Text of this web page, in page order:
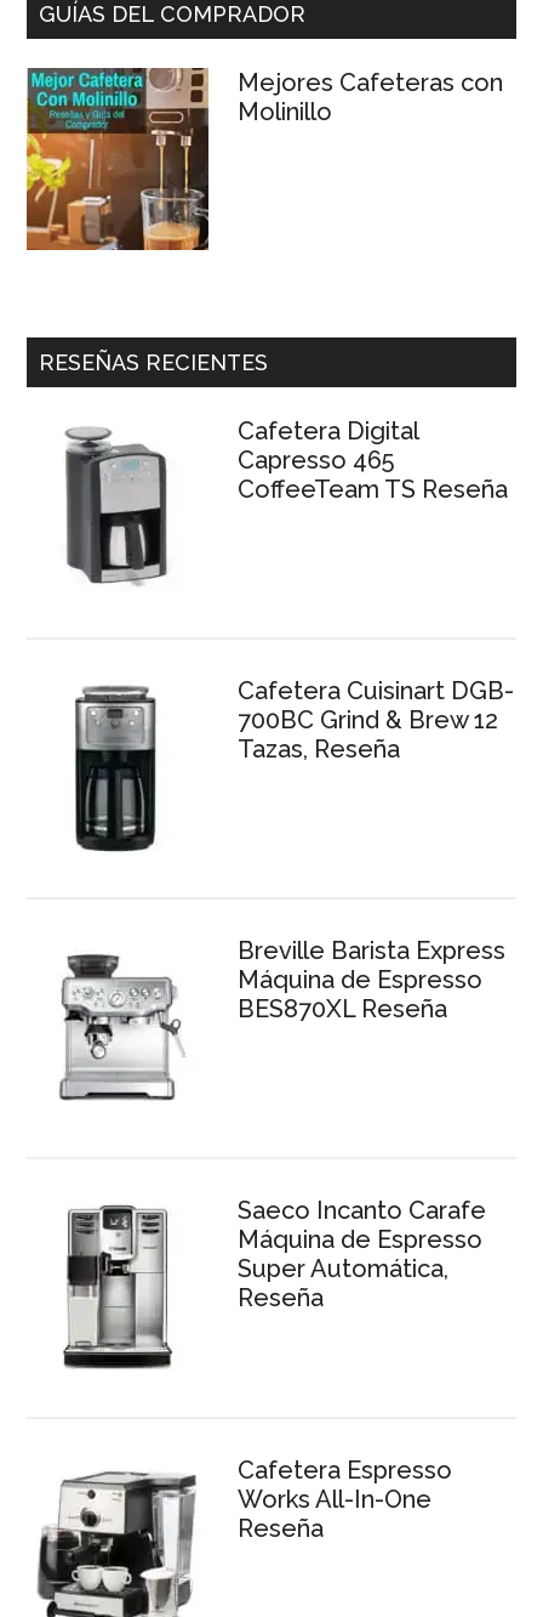
GUÍAS DEL COMPRADOR
Mejores Cafeteras con
Molinillo
RESEÑAS RECIENTES
Cafetera Digital
Capresso 465
CoffeeTeam TS Reseña
Cafetera Cuisinart DGB-
700BC Grind & Brew 12
Tazas, Reseña
Breville Barista Express
Máquina de Espresso
BES870XL Reseña
Saeco Incanto Carafe
Máquina de Espresso
Super Automática,
Reseña
Cafetera Espresso
Works All-In-One
Reseña